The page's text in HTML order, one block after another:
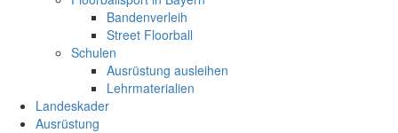
Bandenverleih
Street Floorball
Schulen
Ausrüstung ausleihen
Lehrmaterialien
Landeskader
Ausrüstung